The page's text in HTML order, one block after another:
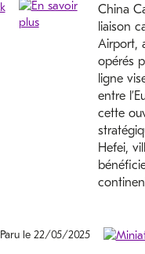
China
liaison
Airport,
opérés
ligne
entre
cette
Hefei,
Paru le 22/05/2025